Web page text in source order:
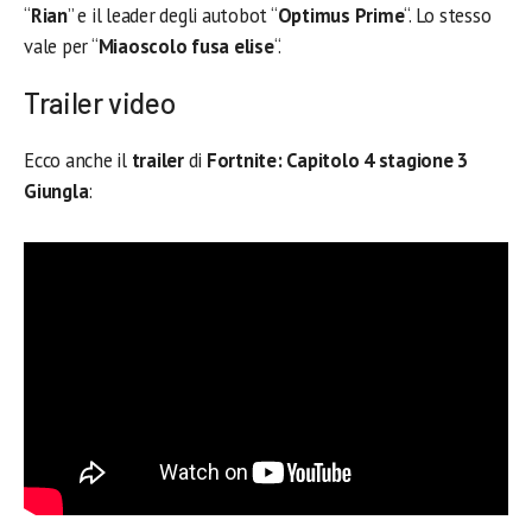
“Rian” e il leader degli autobot “Optimus Prime“. Lo stesso
vale per “Miaoscolo fusa elise“.
Trailer video
Ecco anche il trailerdi Fortnite: Capitolo 4 stagione 3
Giungla: